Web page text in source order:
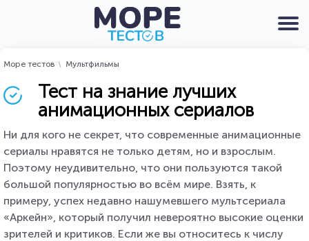
Море тестов Мультфильмы
Тест на знание лучших
анимационных сериалов
Ни для кого не секрет, что современные анимационные
сериалы нравятся не только детям, но и взрослым.
Поэтому неудивительно, что они пользуются такой
большой популярностью во всём мире. Взять, к
примеру, успех недавно нашумевшего мультсериала
«Аркейн», который получил невероятно высокие оценки
зрителей и критиков. Если же вы относитесь к числу